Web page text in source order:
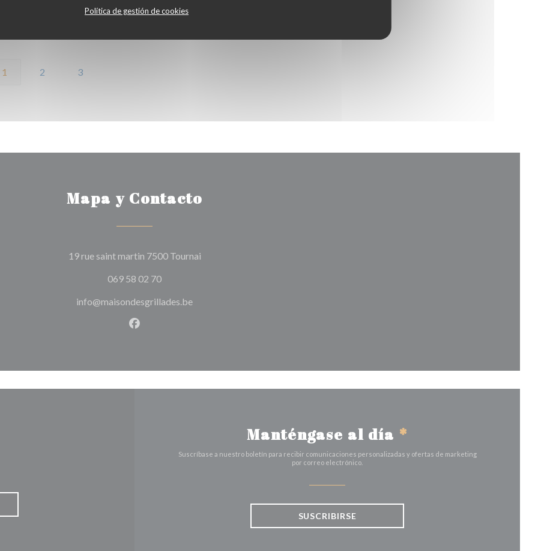
Política de gestión de cookies
1 2 3
Mapa y Contacto
19 rue saint martin 7500 Tournai((abre en una nueva ventana))
069 58 02 70
info@maisondesgrillades.be
Facebook ((abre en una nueva ventana))
Manténgase al día *
Suscríbase a nuestro boletín para recibir comunicaciones personalizadas y ofertas de marketing
por correo electrónico.
SUSCRIBIRSE